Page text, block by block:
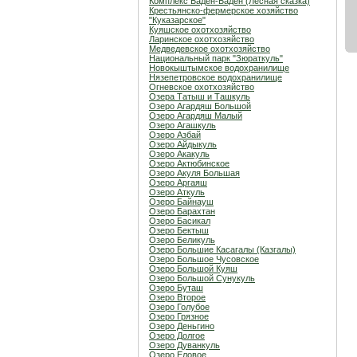
Крестьянско-фермерское хозяйство
"Куказарское"
Куяшское охотхозяйство
Ларинское охотхозяйство
Медведевское охотхозяйство
Национальный парк "Зюраткуль"
Новокыштымское водохранилище
Нязепетровское водохранилище
Огневское охотхозяйство
Озера Татыш и Ташкуль
Озеро Агардяш Большой
Озеро Агардяш Малый
Озеро Агашкуль
Озеро Азбай
Озеро Айдыкуль
Озеро Акакуль
Озеро Актюбинское
Озеро Акуля Большая
Озеро Аргаяш
Озеро Аткуль
Озеро Байнауш
Озеро Барахтан
Озеро Басикал
Озеро Бектыш
Озеро Беликуль
Озеро Большие Касагалы (Казгалы)
Озеро Большое Чусовское
Озеро Большой Куяш
Озеро Большой Сунукуль
Озеро Буташ
Озеро Второе
Озеро Голубое
Озеро Грязное
Озеро Деньгино
Озеро Долгое
Озеро Дуванкуль
Озеро Еловое